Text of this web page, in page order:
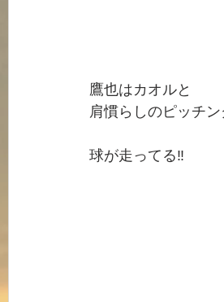
鷹也はカオルと
肩慣らしのピッチ
球が走ってる‼️